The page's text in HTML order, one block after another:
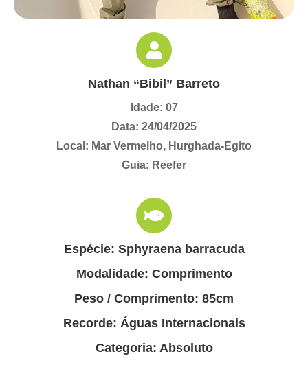
Nathan “Bibil” Barreto
Idade: 07
Data: 24/04/2025
Local: Mar Vermelho, Hurghada-Egito
Guia: Reefer
Espécie: Sphyraena barracuda
Modalidade: Comprimento
Peso / Comprimento: 85cm
Recorde: Águas Internacionais
Categoria: Absoluto